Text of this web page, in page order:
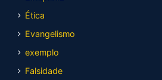
Ética
Evangelismo
exemplo
Falsidade